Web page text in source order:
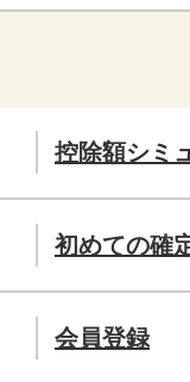
控除額シミ
初めての確
会員登録